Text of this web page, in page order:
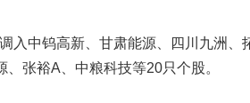
入中钨高新、甘肃能源、四川九洲、
张裕A、中粮科技等20只个股。